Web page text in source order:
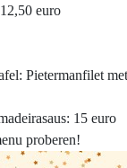
euro
Pietermanfilet
15 euro
proberen!